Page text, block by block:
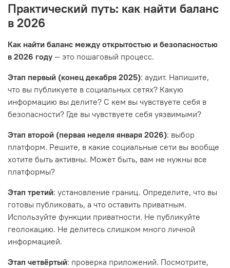
Практический путь: как найти баланс
в 2026
Как найти баланс между открытостью и безопасностью
в 2026 году — это пошаговый процесс.
Этап первый (конец декабря 2025): аудит. Напишите,
что вы публикуете в социальных сетях? Какую
информацию вы делите? С кем вы чувствуете себя в
безопасности? Где вы чувствуете себя уязвимыми?
Этап второй (первая неделя января 2026): выбор
платформ. Решите, в какие социальные сети вы вообще
хотите быть активны. Может быть, вам не нужны все
платформы?
Этап третий: установление границ. Определите, что вы
готовы публиковать, а что оставить приватным.
Используйте функции приватности. Не публикуйте
геолокацию. Не делитесь слишком много личной
информацией.
Этап четвёртый: проверка приложений. Посмотрите,